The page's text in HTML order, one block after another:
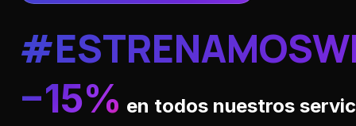
−15% en todos nuestros